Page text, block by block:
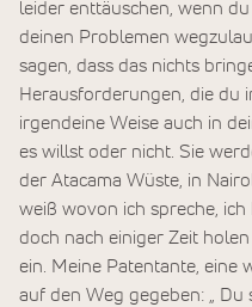
leider enttäuschen, wenn
deinen Problemen
sagen, dass das nichts
Herausforderungen, die du
irgendeine Weise auch in
es willst oder nicht. Sie
der Atacama Wüste, in
weiß wovon ich spreche,
doch nach einiger Zeit
ein. Meine Patentante, eine
auf den Weg gegeben: „